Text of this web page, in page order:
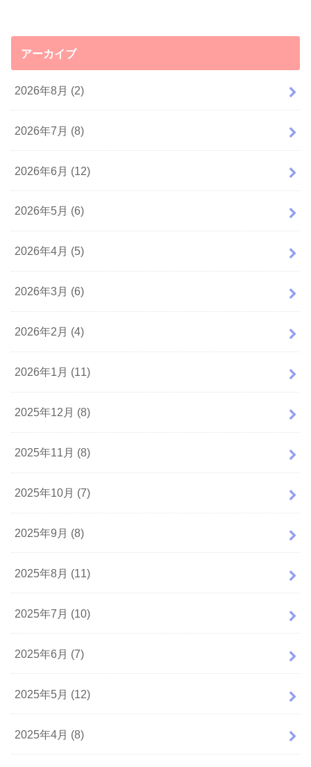
アーカイブ
2026年8月 (2)
2026年7月 (8)
2026年6月 (12)
2026年5月 (6)
2026年4月 (5)
2026年3月 (6)
2026年2月 (4)
2026年1月 (11)
2025年12月 (8)
2025年11月 (8)
2025年10月 (7)
2025年9月 (8)
2025年8月 (11)
2025年7月 (10)
2025年6月 (7)
2025年5月 (12)
2025年4月 (8)